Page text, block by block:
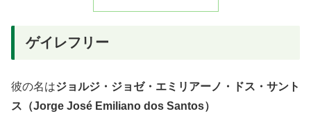
ゲイレフリー
彼の名はジョルジ・ジョゼ・エミリアーノ・ドス・サント
ス（Jorge José Emiliano dos Santos）